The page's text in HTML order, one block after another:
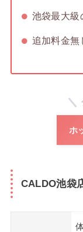
池袋最大級
追加料金無
ホ
CALDO池袋